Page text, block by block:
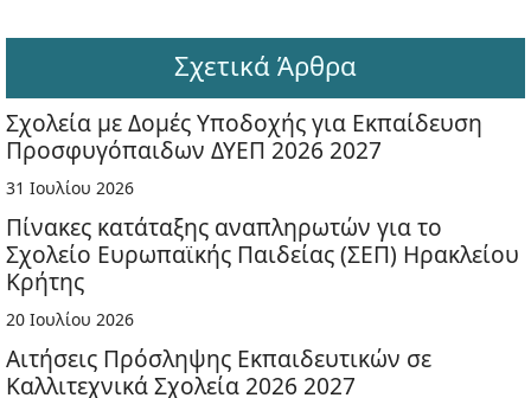
Σχετικά Άρθρα
Σχολεία με Δομές Υποδοχής για Εκπαίδευση
Προσφυγόπαιδων ΔΥΕΠ 2026 2027
31 Ιουλίου 2026
Πίνακες κατάταξης αναπληρωτών για το
Σχολείο Ευρωπαϊκής Παιδείας (ΣΕΠ) Ηρακλείου
Κρήτης
20 Ιουλίου 2026
Αιτήσεις Πρόσληψης Εκπαιδευτικών σε
Καλλιτεχνικά Σχολεία 2026 2027